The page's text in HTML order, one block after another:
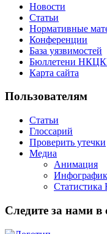
Новости
Статьи
Нормативные
Конференции
База уязвимостей
Бюллетени
Карта сайта
Пользователям
Статьи
Глоссарий
Проверить утечки
Медиа
Анимация
Следите за нами в